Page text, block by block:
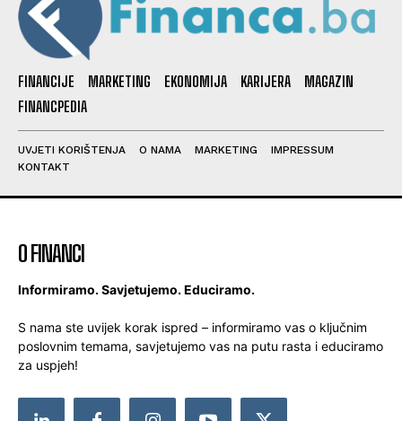
FINANCIJE MARKETING EKONOMIJA KARIJERA
MAGAZIN
FINANCPEDIA
UVJETI KORIŠTENJA O NAMA MARKETING
IMPRESSUM
KONTAKT
O FINANCI
Informiramo. Savjetujemo. Educiramo.
S nama ste uvijek korak ispred – informiramo vas o ključnim
poslovnim temama, savjetujemo vas na putu rasta i educiramo
za uspjeh!